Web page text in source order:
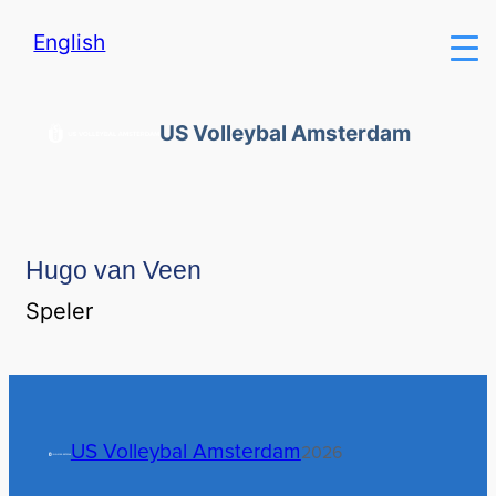
English
US Volleybal Amsterdam
Hugo van Veen
Speler
US Volleybal Amsterdam2026